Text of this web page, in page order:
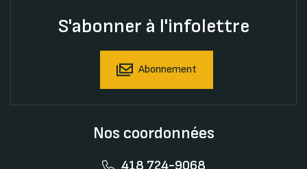
S'abonner à l'infolettre
Abonnement
Nos coordonnées
418 724-9068